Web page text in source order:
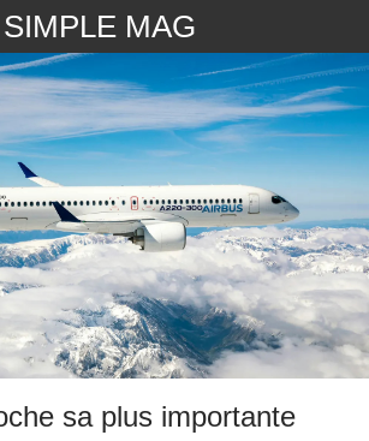
SIMPLE MAG
sa plus importante